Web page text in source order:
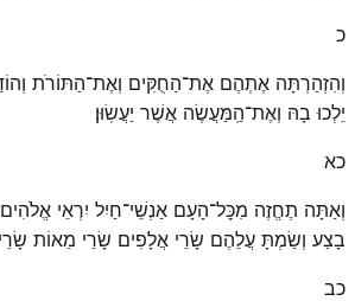
כ
וְהִזְהַרְתָּה אֶתְהֶם אֶת־הַחֻקִּים וְאֶת־הַתּוֹרֹת
יֵלְכוּ בָהּ וְאֶת־הַֽמַּעֲשֶׂה אֲשֶׁר יַעֲשֽׂוּן׃
כא
וְאַתָּה תֶחֱזֶה מִכׇּל־הָעָם אַנְשֵׁי־חַיִל יִרְאֵי
בָצַע וְשַׂמְתָּ עֲלֵהֶם שָׂרֵי אֲלָפִים שָׂרֵי מֵאוֹת
כב